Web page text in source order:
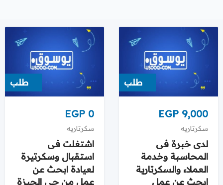
طلب
EGP 9,000
سكرتاريه
لدى خبرة فى
المحاسبة وخدمة
العملاء والسكرتارية
ابحث عن عمل
طلب
EGP 0
سكرتاريه
اشتغلت فى
استقبال وسكرتيرة
لعيادة ابحث عن
عمل من حى الجيزة